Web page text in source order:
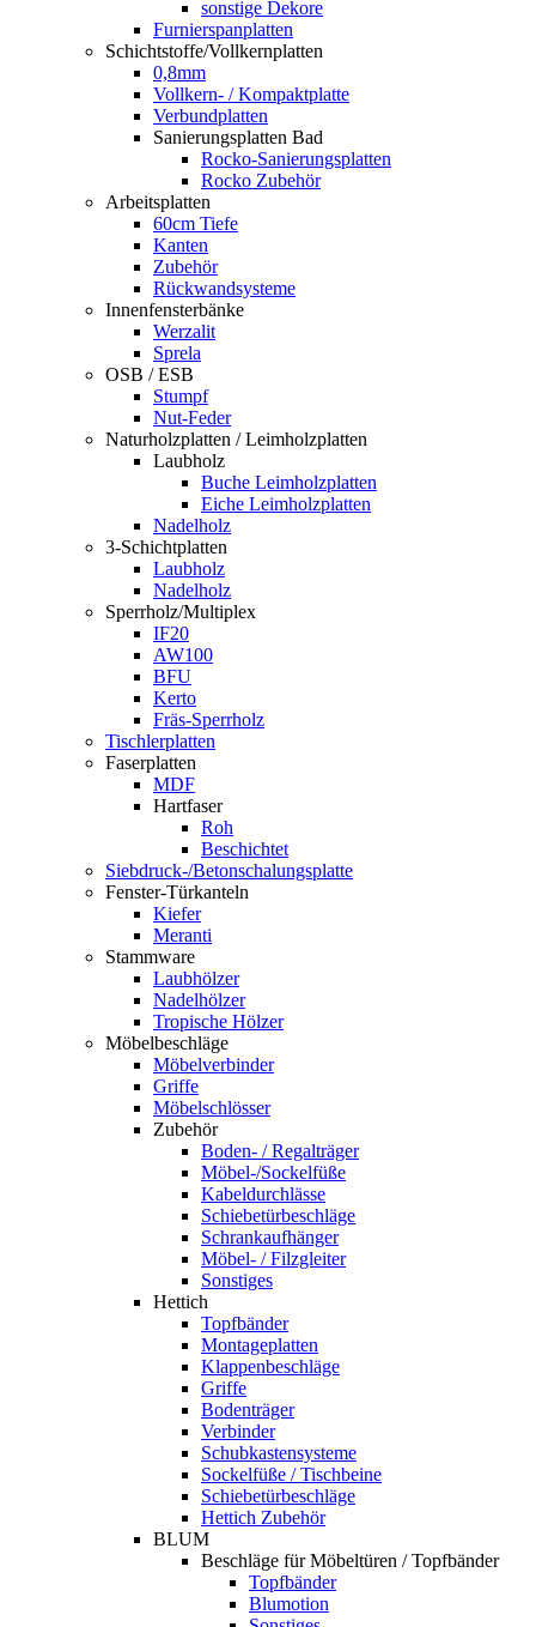
sonstige Dekore
Furnierspanplatten
Schichtstoffe/Vollkernplatten
0,8mm
Vollkern- / Kompaktplatte
Verbundplatten
Sanierungsplatten Bad
Rocko-Sanierungsplatten
Rocko Zubehör
Arbeitsplatten
60cm Tiefe
Kanten
Zubehör
Rückwandsysteme
Innenfensterbänke
Werzalit
Sprela
OSB / ESB
Stumpf
Nut-Feder
Naturholzplatten / Leimholzplatten
Laubholz
Buche Leimholzplatten
Eiche Leimholzplatten
Nadelholz
3-Schichtplatten
Laubholz
Nadelholz
Sperrholz/Multiplex
IF20
AW100
BFU
Kerto
Fräs-Sperrholz
Tischlerplatten
Faserplatten
MDF
Hartfaser
Roh
Beschichtet
Siebdruck-/Betonschalungsplatte
Fenster-Türkanteln
Kiefer
Meranti
Stammware
Laubhölzer
Nadelhölzer
Tropische Hölzer
Möbelbeschläge
Möbelverbinder
Griffe
Möbelschlösser
Zubehör
Boden- / Regalträger
Möbel-/Sockelfüße
Kabeldurchlässe
Schiebetürbeschläge
Schrankaufhänger
Möbel- / Filzgleiter
Sonstiges
Hettich
Topfbänder
Montageplatten
Klappenbeschläge
Griffe
Bodenträger
Verbinder
Schubkastensysteme
Sockelfüße / Tischbeine
Schiebetürbeschläge
Hettich Zubehör
BLUM
Beschläge für Möbeltüren / Topfbänder
Topfbänder
Blumotion